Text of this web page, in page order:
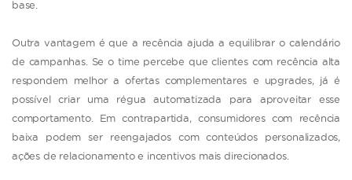
base.
Outra vantagem é que a recência ajuda a equilibrar o calendário
de campanhas. Se o time percebe que clientes com recência alta
respondem melhor a ofertas complementares e upgrades, já é
possível criar uma régua automatizada para aproveitar esse
comportamento. Em contrapartida, consumidores com recência
baixa podem ser reengajados com conteúdos personalizados,
ações de relacionamento e incentivos mais direcionados.